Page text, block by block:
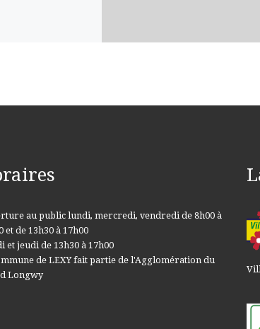
au public lundi, mercredi, vendredi de 8h00 à
et de 13h30 à 17h00
et jeudi de 13h30 à 17h00
de LEXY fait partie de l'Agglomération du
Longwy